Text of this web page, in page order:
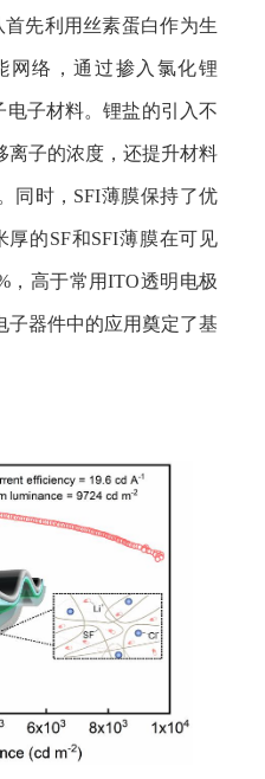
先利用丝素蛋白作为生
网络，通过掺入氯化锂
电子材料。锂盐的引入不
离子的浓度，还提升材料
同时， SFI薄膜保持了优
厚的SF和SFI薄膜在可见
，高于常用ITO透明电极
子器件中的应用奠定了基